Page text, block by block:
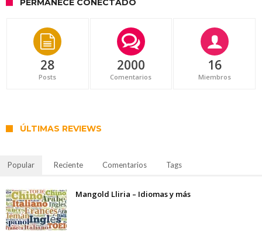
PERMANECE CONECTADO
28
Posts
2000
Comentarios
16
Miembros
ÚLTIMAS REVIEWS
Popular Reciente Comentarios Tags
Mangold Lliria – Idiomas y más